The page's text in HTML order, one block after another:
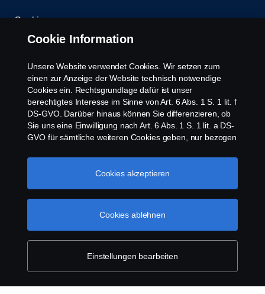
Cookies
Whistleblowing
Scania Cookie Richtlinie
Scania Österreich Ges.m.b.H., Johann-Steinböck-
Straße 4, 2345 Brunn am Gebirge, Tel. +43 5
72264 10 200, Fax +43 5 72264 10 990
Cookie Information
Unsere Website verwendet Cookies. Wir setzen zum
einen zur Anzeige der Website technisch notwendige
Cookies ein. Rechtsgrundlage dafür ist unser
berechtigtes Interesse im Sinne von Art. 6 Abs. 1 S. 1 lit. f
DS-GVO. Darüber hinaus können Sie differenzieren, ob
Sie uns eine Einwilligung nach Art. 6 Abs. 1 S. 1 lit. a DS-
GVO für sämtliche weiteren Cookies geben, nur bezogen
Diese Einwilligung ist freiwillig und kann jederzeit mit
Zukunftswirkung widerrufen werden. Unsere Anbieter
Angemessenheitsbeschlusses der Europäischen
Kommission im Sinne von Art. 45 Abs. 3 DS-GVO, worin
festgelegt wurde, dass in den USA ein angemessenes
Schutzniveau vorhanden ist. Informationen über uns
Einstellungen bearbeiten
Cookies ablehnen
Cookies akzeptieren